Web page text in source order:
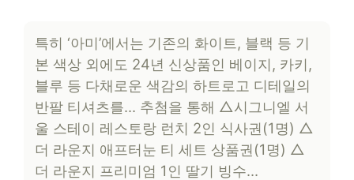
특히 ‘아미’에서는 기존의 화이트, 블랙 등 기
본 색상 외에도 24년 신상품인 베이지, 카키,
블루 등 다채로운 색감의 하트로고 디테일의
반팔 티셔츠를… 추첨을 통해 △시그니엘 서
울 스테이 레스토랑 런치 2인 식사권(1명) △
더 라운지 애프터눈 티 세트 상품권(1명) △
더 라운지 프리미엄 1인 딸기 빙수…